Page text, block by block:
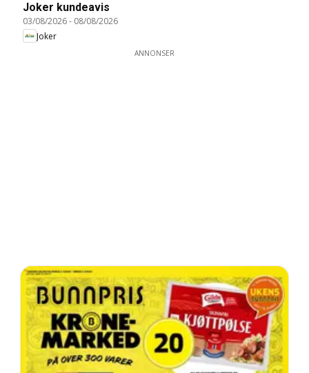
Joker kundeavis
03/08/2026- 08/08/2026
Joker
ANNONSER